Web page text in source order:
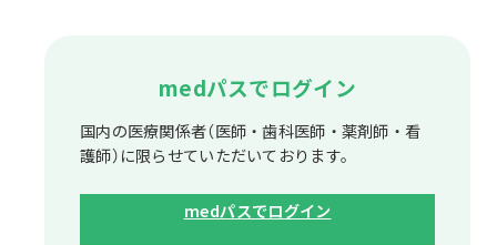
medパスでログイン
国内の医療関係者（医師・歯科医師・薬剤師・看
護師）に限らせていただいております。
medパスでログイン